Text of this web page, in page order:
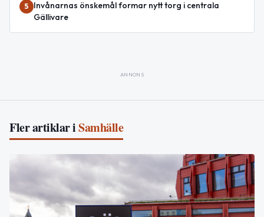
5
Invånarnas önskemål formar nytt torg i centrala
Gällivare
ANNONS
Fler artiklar iSamhälle